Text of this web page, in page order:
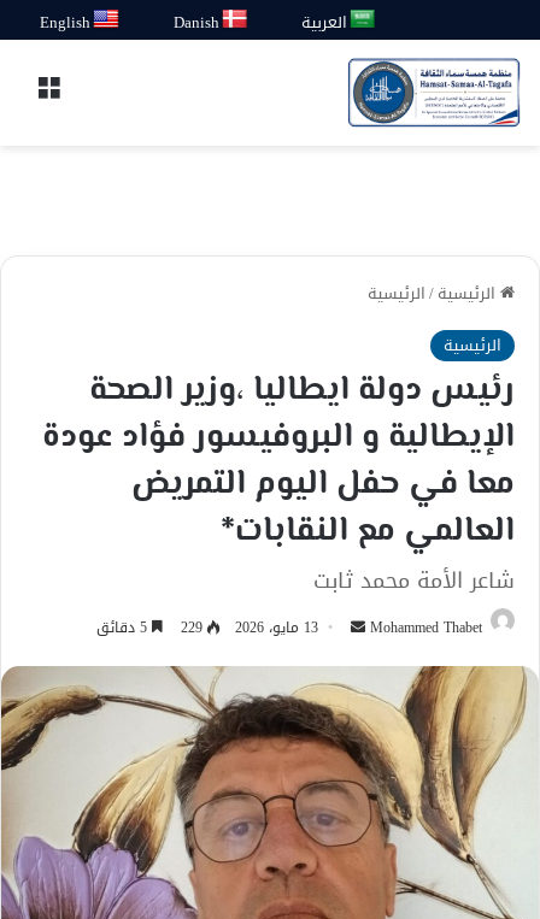
العربية Danish
English
الرئيسية/الرئيسية
الرئيسية
رئيس دولة ايطاليا ،وزير الصحة
الإيطالية و البروفيسور فؤاد عودة
معا في حفل اليوم التمريض
العالمي مع النقابات*
شاعر الأمة محمد ثابت
Mohammed Thabet
أرسل
إلكترونيا
13 مايو، 2026 229